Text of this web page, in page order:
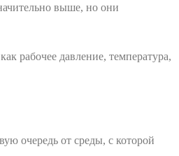
выше, но они
рабочее давление, температура,
очередь от среды, с которой